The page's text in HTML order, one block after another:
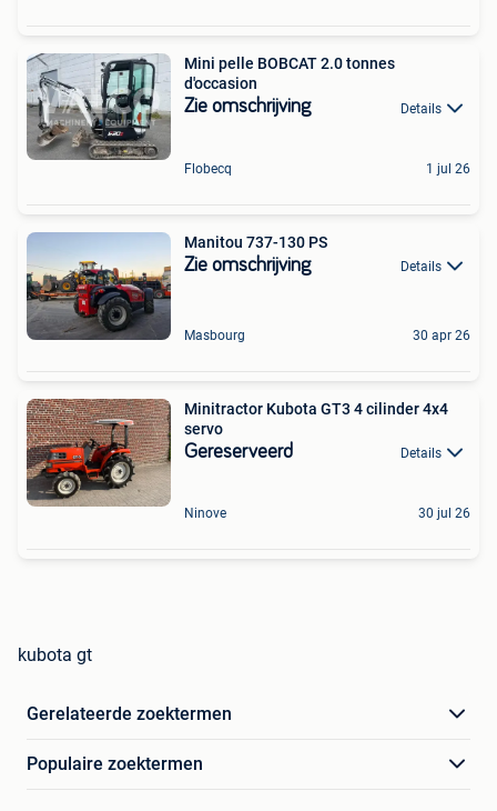
Mini pelle BOBCAT 2.0 tonnes
d'occasion
Zie omschrijving Details
Flobecq 1 jul 26
Manitou 737-130 PS
Zie omschrijving Details
Masbourg 30 apr 26
Minitractor Kubota GT3 4 cilinder 4x4
servo
Gereserveerd Details
Ninove 30 jul 26
kubota gt
Gerelateerde zoektermen
Populaire zoektermen